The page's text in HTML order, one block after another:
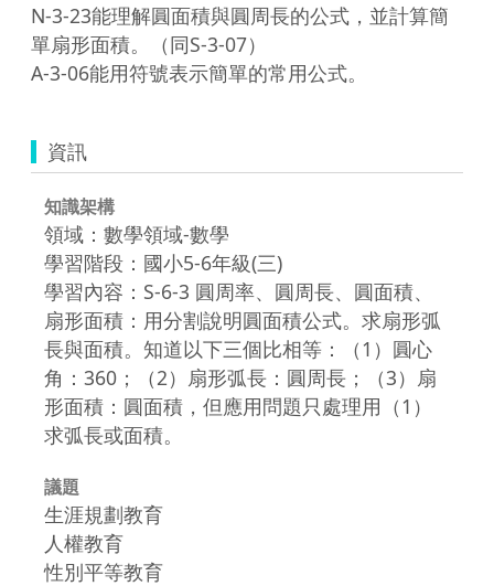
N-3-23能理解圓面積與圓周長的公式，並計算簡
單扇形面積。（同S-3-07）
A-3-06能用符號表示簡單的常用公式。
資訊
知識架構
領域：數學領域-數學
學習階段：國小5-6年級(三)
學習內容：S-6-3 圓周率、圓周長、圓面積、
扇形面積：用分割說明圓面積公式。求扇形弧
長與面積。知道以下三個比相等：（1）圓心
角：360；（2）扇形弧長：圓周長；（3）扇
形面積：圓面積，但應用問題只處理用（1）
求弧長或面積。
議題
生涯規劃教育
人權教育
性別平等教育